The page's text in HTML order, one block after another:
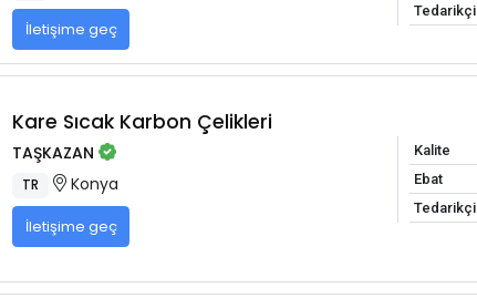
İletişime geç
Tedarikçi
Kare Sıcak Karbon Çelikleri
TAŞKAZAN
TR Konya
İletişime geç
Kalite
Ebat
Tedarikçi